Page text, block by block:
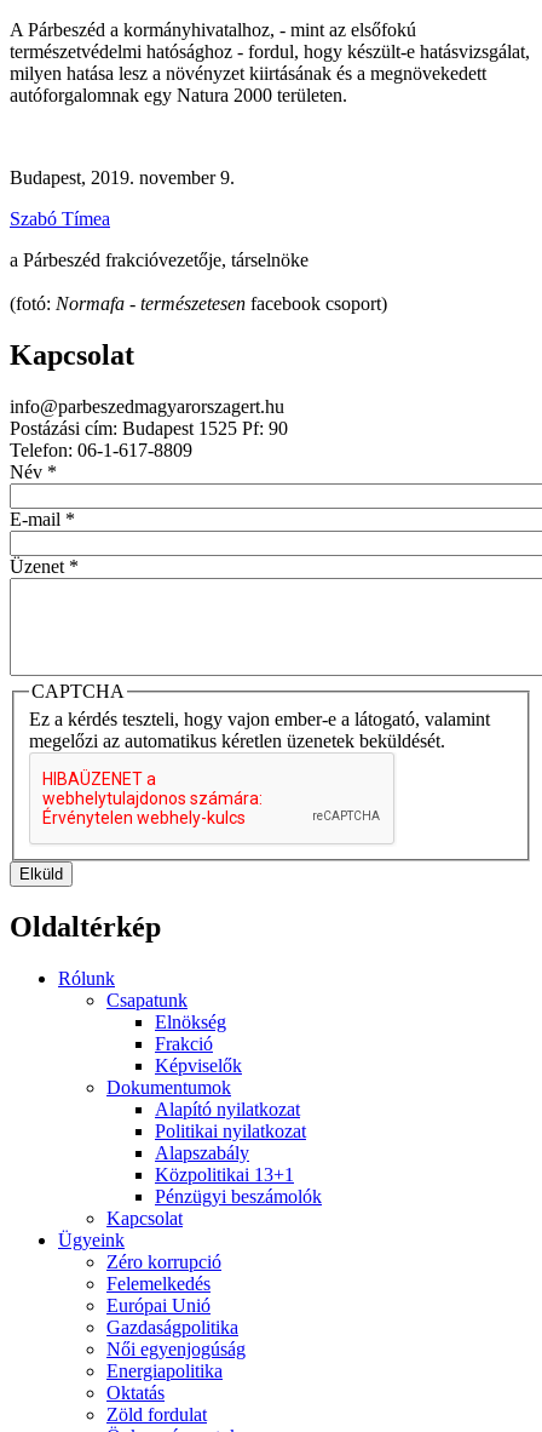
A Párbeszéd a kormányhivatalhoz, - mint az elsőfokú
természetvédelmi hatósághoz - fordul, hogy készült-e hatásvizsgálat,
milyen hatása lesz a növényzet kiirtásának és a megnövekedett
autóforgalomnak egy Natura 2000 területen.
Budapest, 2019. november 9.
Szabó Tímea
a Párbeszéd frakcióvezetője, társelnöke
(fotó: Normafa - természetesen facebook csoport)
Kapcsolat
info@parbeszedmagyarorszagert.hu
Postázási cím: Budapest 1525 Pf: 90
Telefon: 06-1-617-8809
Név *
E-mail *
Üzenet *
CAPTCHA
Ez a kérdés teszteli, hogy vajon ember-e a látogató, valamint
megelőzi az automatikus kéretlen üzenetek beküldését.
Elküld
Oldaltérkép
Rólunk
Csapatunk
Elnökség
Frakció
Képviselők
Dokumentumok
Alapító nyilatkozat
Politikai nyilatkozat
Alapszabály
Közpolitikai 13+1
Pénzügyi beszámolók
Kapcsolat
Ügyeink
Zéro korrupció
Felemelkedés
Európai Unió
Gazdaságpolitika
Női egyenjogúság
Energiapolitika
Oktatás
Zöld fordulat